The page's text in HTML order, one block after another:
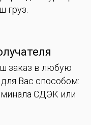
груз.
заказ в любую
Вас способом:
СДЭК или